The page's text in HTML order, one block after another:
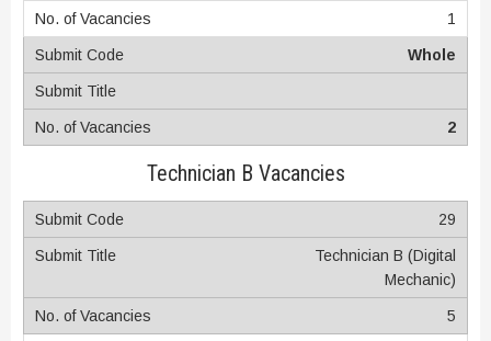
1
Whole
2
Technician B Vacancies
29
Technician B (Digital
Mechanic)
5